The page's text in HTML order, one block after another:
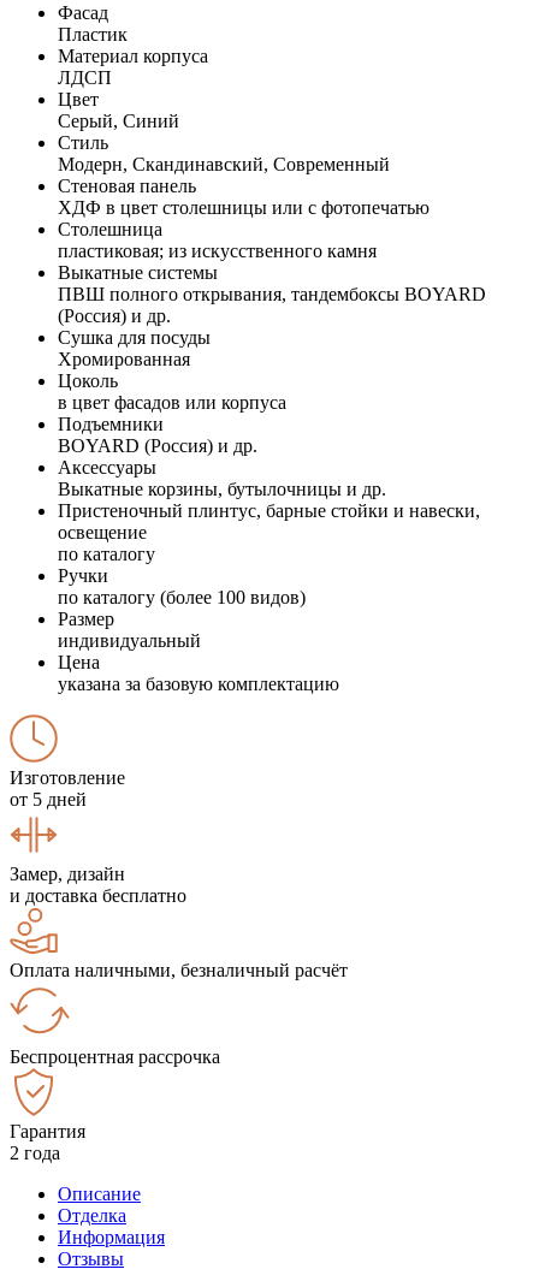
Фасад
Пластик
Материал корпуса
ЛДСП
Цвет
Серый, Синий
Стиль
Модерн, Скандинавский, Современный
Стеновая панель
ХДФ в цвет столешницы или с фотопечатью
Столешница
пластиковая; из искусственного камня
Выкатные системы
ПВШ полного открывания, тандембоксы BOYARD
(Россия) и др.
Сушка для посуды
Хромированная
Цоколь
в цвет фасадов или корпуса
Подъемники
BOYARD (Россия) и др.
Аксессуары
Выкатные корзины, бутылочницы и др.
Пристеночный плинтус, барные стойки и навески,
освещение
по каталогу
Ручки
по каталогу (более 100 видов)
Размер
индивидуальный
Цена
указана за базовую комплектацию
Изготовление
от 5 дней
Замер, дизайн
и доставка бесплатно
Оплата наличными, безналичный расчёт
Беспроцентная рассрочка
Гарантия
2 года
Описание
Отделка
Информация
Отзывы